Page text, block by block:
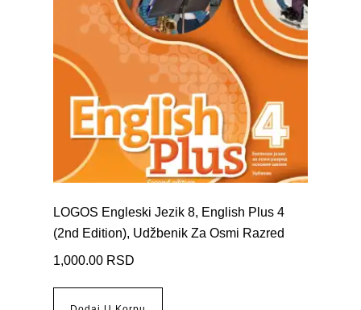
LOGOS Engleski Jezik 8, English Plus 4
(2nd Edition), Udžbenik Za Osmi Razred
1,000.00 RSD